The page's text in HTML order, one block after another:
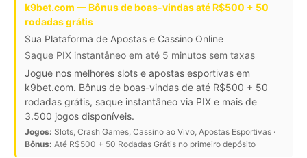
k9bet.com — Bônus de boas-vindas até R$500 + 50
rodadas grátis
Sua Plataforma de Apostas e Cassino Online
Saque PIX instantâneo em até 5 minutos sem taxas
Jogue nos melhores slots e apostas esportivas em
k9bet.com. Bônus de boas-vindas de até R$500 + 50
rodadas grátis, saque instantâneo via PIX e mais de
3.500 jogos disponíveis.
Jogos: Slots, Crash Games, Cassino ao Vivo, Apostas Esportivas ·
Bônus: Até R$500 + 50 Rodadas Grátis no primeiro depósito